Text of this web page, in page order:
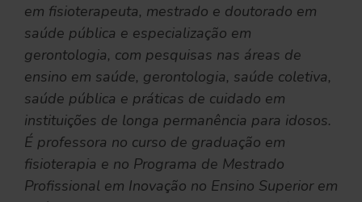
em fisioterapeuta, mestrado e doutorado em
saúde pública e especialização em
gerontologia, com pesquisas nas áreas de
ensino em saúde, gerontologia, saúde coletiva,
saúde pública e práticas de cuidado em
instituições de longa permanência para idosos.
É professora no curso de graduação em
fisioterapia e no Programa de Mestrado
Profissional em Inovação no Ensino Superior em